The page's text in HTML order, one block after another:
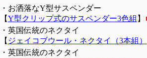
・お洒落なY型サスペンダー
【Y型クリップ式のサスペンダー3色組 】
・英国伝統のネクタイ
【 ジェイコブウール・ネクタイ（3本組）
・英国伝統のネクタイ